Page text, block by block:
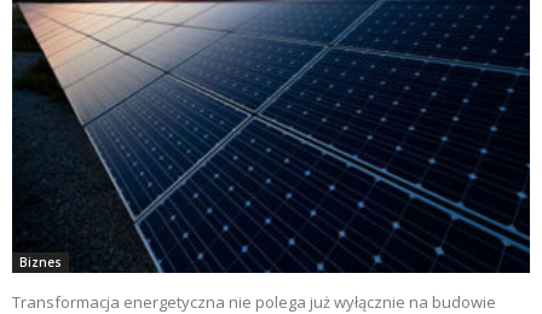
Biznes
Transformacja energetyczna nie polega już wyłącznie na budowie